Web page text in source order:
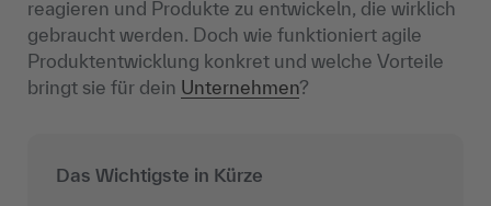
reagieren und Produkte zu entwickeln, die wirklich
gebraucht werden. Doch wie funktioniert agile
Produktentwicklung konkret und welche Vorteile
bringt sie für dein Unternehmen?
Das Wichtigste in Kürze